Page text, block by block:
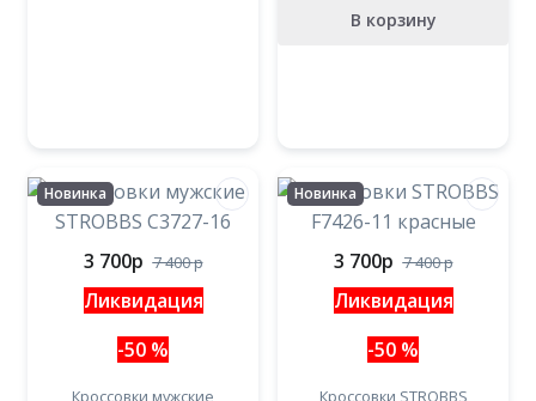
В корзину
Новинка
3 700p 7 400p
Ликвидация
-50 %
Кроссовки мужские
Новинка
3 700p 7 400p
Ликвидация
-50 %
Кроссовки STROBBS